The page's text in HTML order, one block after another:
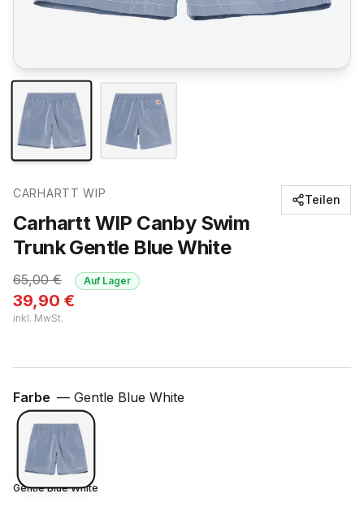
CARHARTT WIP
Carhartt WIP Canby Swim
Trunk Gentle Blue White
65,00€
39,90 €
inkl. MwSt.
Auf Lager
Teilen
Farbe — Gentle Blue White
Gentle Blue White